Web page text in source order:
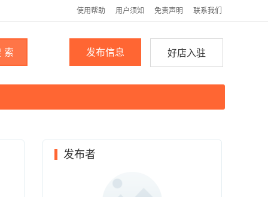
使用帮助 用户须知 免责声明 联系我们
索 好店入驻
发布信息
发布者